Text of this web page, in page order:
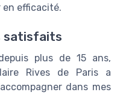
efficacité.
satisfaits
plus de 15 ans,
Rives de Paris a
dans mes